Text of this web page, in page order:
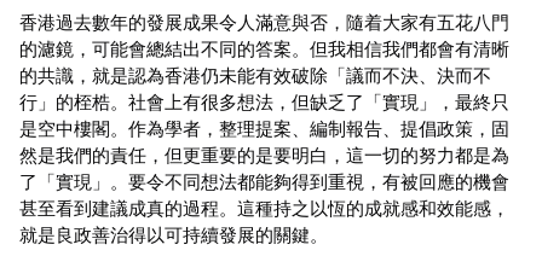
香港過去數年的發展成果令人滿意與否，隨着大家有五花八門
的濾鏡，可能會總結出不同的答案。但我相信我們都會有清晰
的共識，就是認為香港仍未能有效破除「議而不決、決而不
行」的桎梏。社會上有很多想法，但缺乏了「實現」，最終只
是空中樓閣。作為學者，整理提案、編制報告、提倡政策，固
然是我們的責任，但更重要的是要明白，這一切的努力都是為
了「實現」。要令不同想法都能夠得到重視，有被回應的機會
甚至看到建議成真的過程。這種持之以恆的成就感和效能感，
就是良政善治得以可持續發展的關鍵。